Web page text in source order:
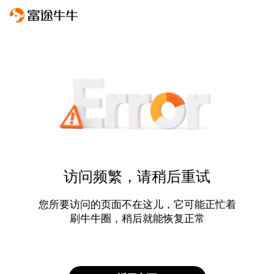
访问频繁，请稍后重试
您所要访问的页面不在这儿，它可能正忙着
刷牛牛圈，稍后就能恢复正常